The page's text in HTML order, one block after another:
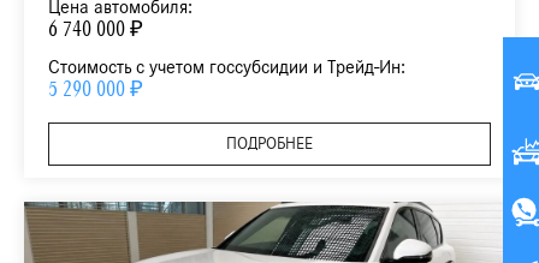
Цена автомобиля:
6 740 000 ₽
Стоимость с учетом госсубсидии и Трейд-Ин:
5 290 000 ₽
ПОДРОБНЕЕ